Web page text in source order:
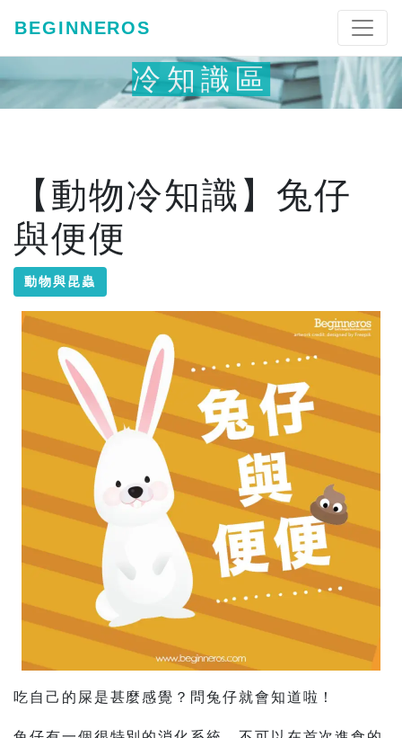
BEGINNEROS
冷知識區
【動物冷知識】兔仔
與便便
動物與昆蟲
吃自己的屎是甚麼感覺？問兔仔就會知道啦！